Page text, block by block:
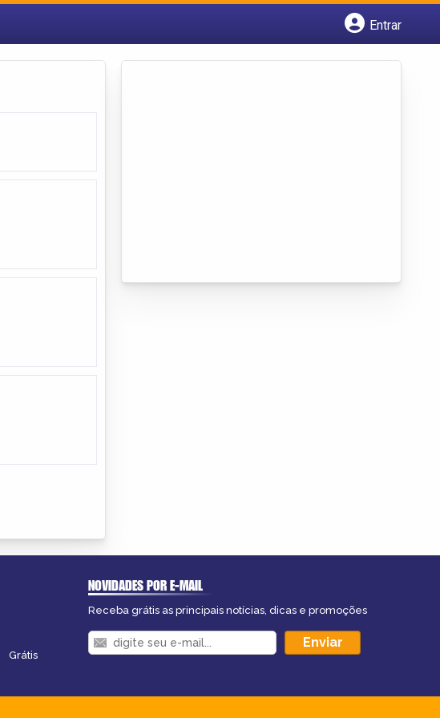
Entrar
Grátis
NOVIDADES POR E-MAIL
Receba grátis as principais notícias, dicas e promoções